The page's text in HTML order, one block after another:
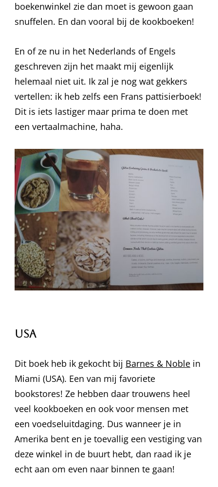
boekenwinkel zie dan moet is gewoon gaan
snuffelen. En dan vooral bij de kookboeken!
En of ze nu in het Nederlands of Engels
geschreven zijn het maakt mij eigenlijk
helemaal niet uit. Ik zal je nog wat gekkers
vertellen: ik heb zelfs een Frans pattisierboek!
Dit is iets lastiger maar prima te doen met
een vertaalmachine, haha.
USA
Dit boek heb ik gekocht bij Barnes & Noble in
Miami (USA). Een van mij favoriete
bookstores! Ze hebben daar trouwens heel
veel kookboeken en ook voor mensen met
een voedseluitdaging. Dus wanneer je in
Amerika bent en je toevallig een vestiging van
deze winkel in de buurt hebt, dan raad ik je
echt aan om even naar binnen te gaan!